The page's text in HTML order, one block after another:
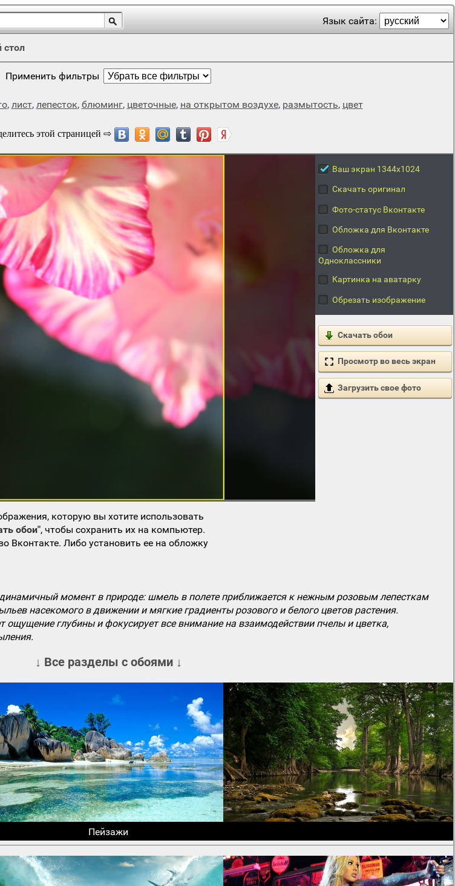
Язык сайта:
стол
Применить фильтры
, лист, лепесток, блюминг, цветочные, на открытом воздухе, размытость, цвет
Ваш экран 1344x1024
Скачать оригинал
Фото-статус Вконтакте
Обложка для Вконтакте
Обложка для
Одноклассники
Картинка на аватарку
Обрезать изображение
Скачать обои
Просмотр во весь экран
Загрузить свое фото
которую вы хотите использовать
обои", чтобы сохранить их на компьютер.
Вконтакте. Либо установить ее на обложку
момент в природе: шмель в полете приближается к нежным розовым лепесткам
насекомого в движении и мягкие градиенты розового и белого цветов растения.
глубины и фокусирует все внимание на взаимодействии пчелы и цветка,
↓ Все разделы с обоями ↓
Пейзажи